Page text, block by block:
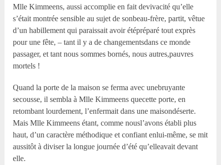
Mlle Kimmeens, aussi accomplie en fait devivacité qu’elle
s’était montrée sensible au sujet de sonbeau-frère, partit, vêtue
d’un habillement qui paraissait avoir étépréparé tout exprès
pour une fête, – tant il y a de changementsdans ce monde
passager, et tant nous sommes bornés, nous autres,pauvres
mortels !
Quand la porte de la maison se ferma avec unebruyante
secousse, il sembla à Mlle Kimmeens quecette porte, en
retombant lourdement, l’enfermait dans une maisondéserte.
Mais Mlle Kimmeens étant, comme nousl’avons établi plus
haut, d’un caractère méthodique et confiant enlui-même, se mit
aussitôt à diviser la longue journée d’été qu’elleavait devant
elle.